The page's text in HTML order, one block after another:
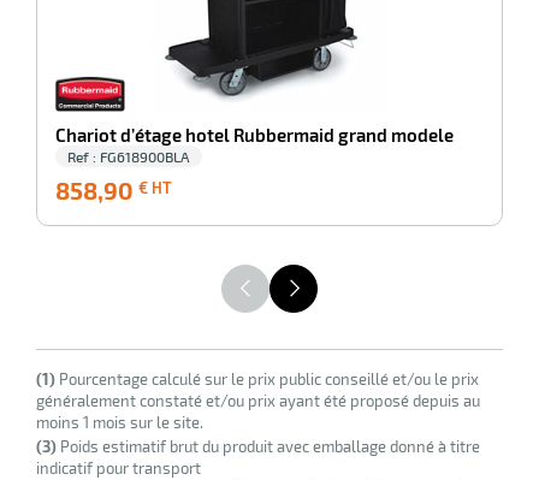
Chariot d’étage hotel Rubbermaid grand modele
Ref : FG618900BLA
858,90 € HT
HT
(1) Pourcentage calculé sur le prix public conseillé et/ou le prix
généralement constaté et/ou prix ayant été proposé depuis au
moins 1 mois sur le site.
(3) Poids estimatif brut du produit avec emballage donné à titre
indicatif pour transport